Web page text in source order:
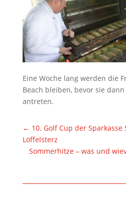
Eine Woche lang werden die
Beach bleiben, bevor sie
antreten.
← 10. Golf Cup der
Löffelsterz
Sommerhitze – was und